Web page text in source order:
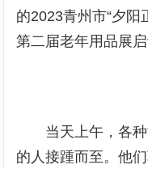
的2023青州市“夕阳
第二届老年用品展
当天上午，各种
的人接踵而至。他